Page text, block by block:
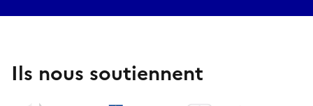
Ils nous soutiennent